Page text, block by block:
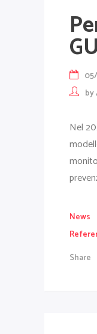
by
Nel
News
Share